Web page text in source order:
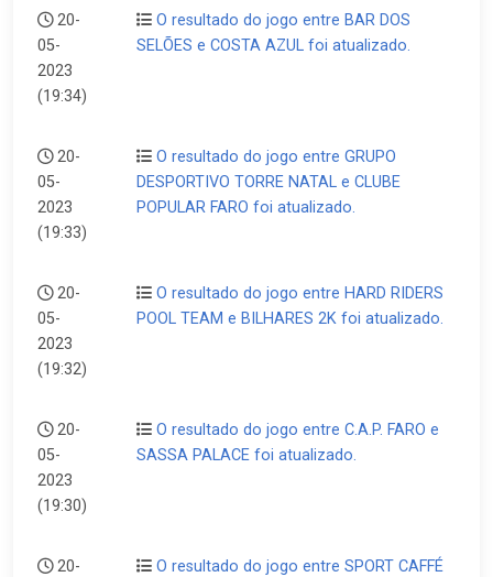
20-
05-
2023
(19:34)
O resultado do jogo entre BAR DOS
SELÕES e COSTA AZUL foi atualizado.
20-
05-
2023
(19:33)
O resultado do jogo entre GRUPO
DESPORTIVO TORRE NATAL e CLUBE
POPULAR FARO foi atualizado.
20-
05-
2023
(19:32)
O resultado do jogo entre HARD RIDERS
POOL TEAM e BILHARES 2K foi atualizado.
20-
05-
2023
(19:30)
O resultado do jogo entre C.A.P. FARO e
SASSA PALACE foi atualizado.
20-
O resultado do jogo entre SPORT CAFFÉ